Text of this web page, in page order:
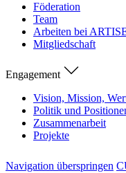
Föderation
Team
Arbeiten bei
Mitgliedschaft
Engagement
Vision, Mission,
Politik und
Zusammenarbeit
Projekte
Navigation überspringen